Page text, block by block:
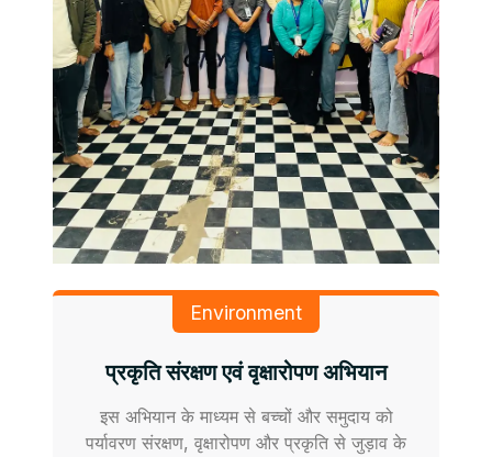
Environment
प्रकृति संरक्षण एवं वृक्षारोपण अभियान
इस अभियान के माध्यम से बच्चों और समुदाय को
पर्यावरण संरक्षण, वृक्षारोपण और प्रकृति से जुड़ाव के